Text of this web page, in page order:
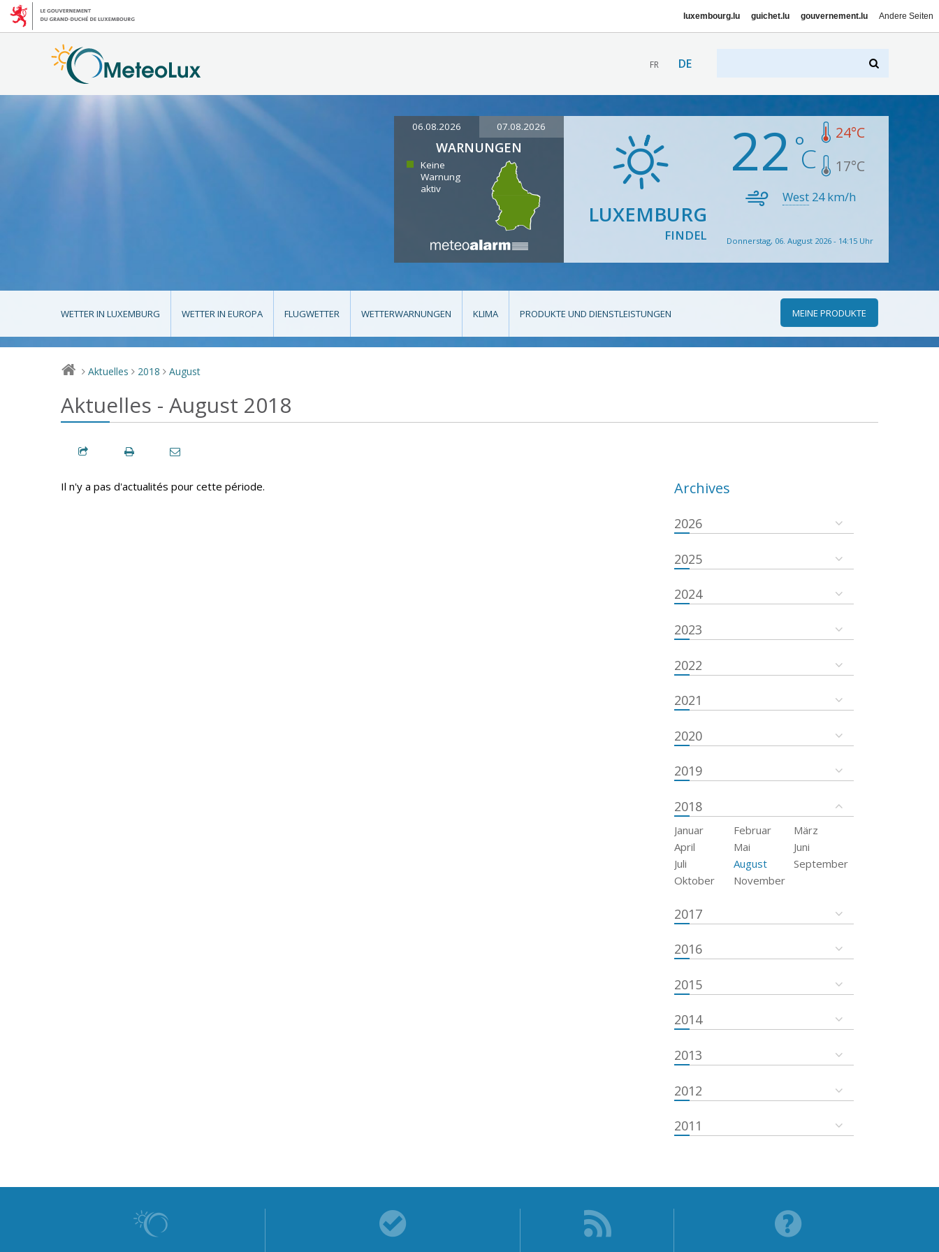
luxembourg.lu guichet.lu gouvernement.lu Andere Seiten
FR DE
06.08.2026 07.08.2026
WARNUNGEN
Keine
Warnung
aktiv
LUXEMBURG
FINDEL
22 24°C
17°C
West 24km/h
Donnerstag, 06. August 2026 - 14:15 Uhr
WETTER IN LUXEMBURG WETTER IN EUROPA FLUGWETTER WETTERWARNUNGEN KLIMA PRODUKTE UND DIENSTLEISTUNGEN MEINE PRODUKTE
> Aktuelles > 2018 > August
Aktuelles - August 2018
Il n'y a pas d'actualités pour cette période. Archives
2026
2025
2024
2023
2022
2021
2020
2019
2018
Januar Februar
März
April
Mai
Juni
Juli
August
September
Oktober
November
2017
2016
2015
2014
2013
2012
2011